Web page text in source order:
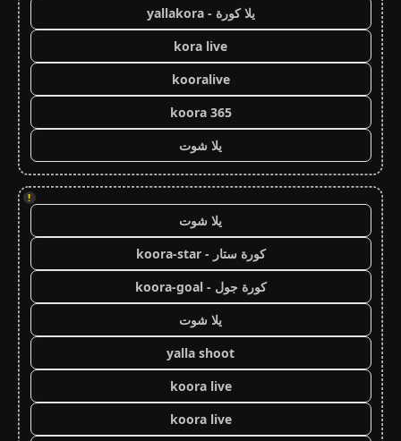
يلا كورة - yallakora
kora live
kooralive
koora 365
يلا شوت
!
يلا شوت
كورة ستار - koora-star
كورة جول - koora-goal
يلا شوت
yalla shoot
koora live
koora live